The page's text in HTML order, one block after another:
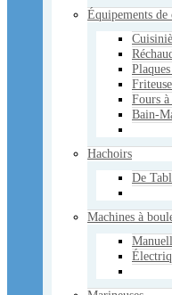
Verticaux
Horizontaux
Sacs Sous Vide
3mil
4mil
5mil
Scies
Manuelles
À Ruban
Trancheurs
Victorinox
Fibrox
Bois de Rose
Équipements de
Fours
Bain-
Hachoirs
De
Machines à